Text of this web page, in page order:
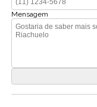
Mensagem